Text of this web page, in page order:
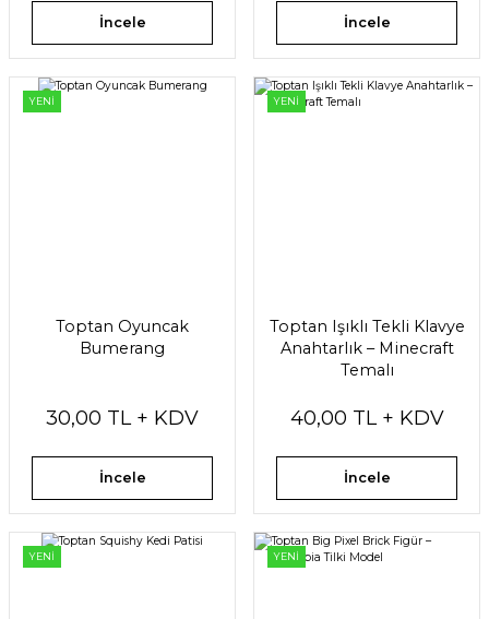
İncele İncele
YENİ
Toptan Oyuncak
Bumerang
30,00 TL + KDV
İncele
YENİ
Toptan Işıklı Tekli Klavye
Anahtarlık – Minecraft
Temalı
40,00 TL + KDV
İncele
YENİ YENİ